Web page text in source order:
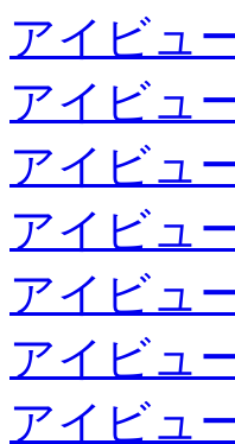
アイビュ
アイビュ
アイビュ
アイビュ
アイビュ
アイビュ
アイビュ